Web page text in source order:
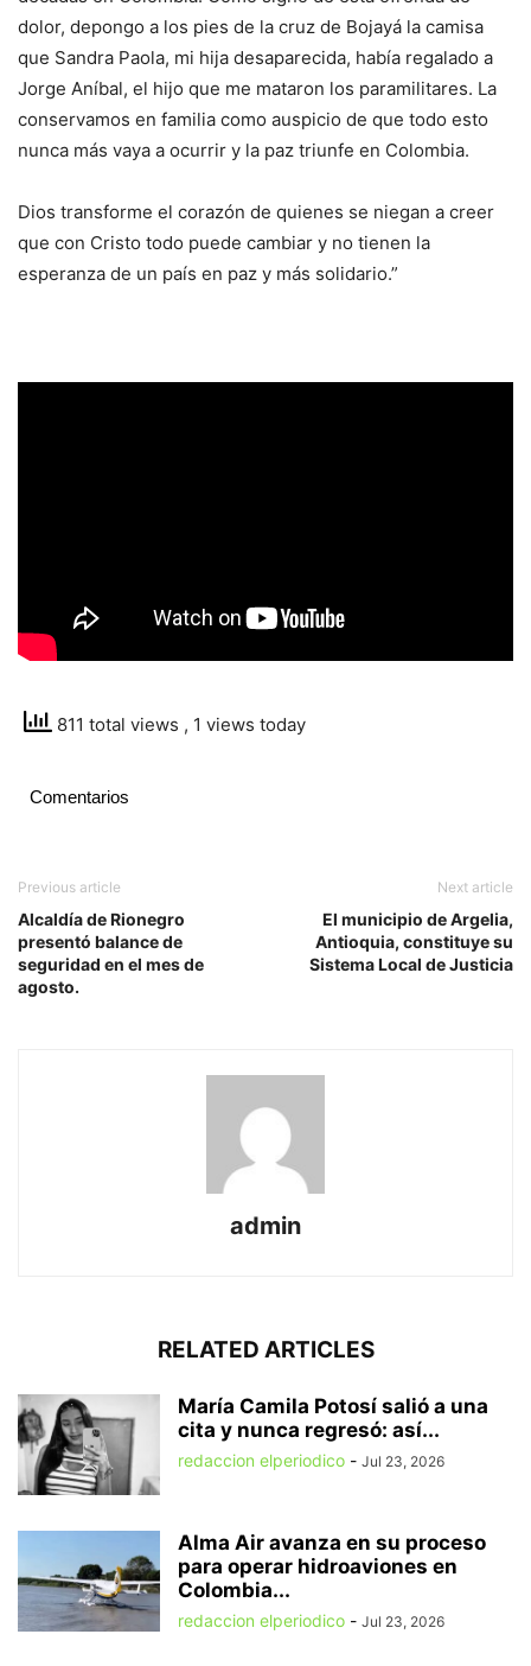
dolor, depongo a los pies de la cruz de Bojayá la camisa
que Sandra Paola, mi hija desaparecida, había regalado a
Jorge Aníbal, el hijo que me mataron los paramilitares. La
conservamos en familia como auspicio de que todo esto
nunca más vaya a ocurrir y la paz triunfe en Colombia.
Dios transforme el corazón de quienes se niegan a creer
que con Cristo todo puede cambiar y no tienen la
esperanza de un país en paz y más solidario.”
811 total views , 1 views today
Comentarios
Previous article
Alcaldía de Rionegro
presentó balance de
seguridad en el mes de
agosto.
Next article
El municipio de Argelia,
Antioquia, constituye su
Sistema Local de Justicia
admin
RELATED ARTICLES
María Camila Potosí salió a una
cita y nunca regresó: así...
redaccion elperiodico - Jul 23, 2026
Alma Air avanza en su proceso
para operar hidroaviones en
Colombia...
redaccion elperiodico - Jul 23, 2026